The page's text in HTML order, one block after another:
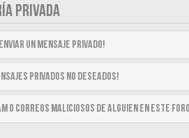
PRIVADA
enviar un mensaje privado!
privados no deseados!
o correos maliciosos de alguien en este